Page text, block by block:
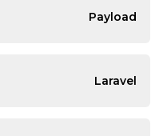
Payload
Laravel